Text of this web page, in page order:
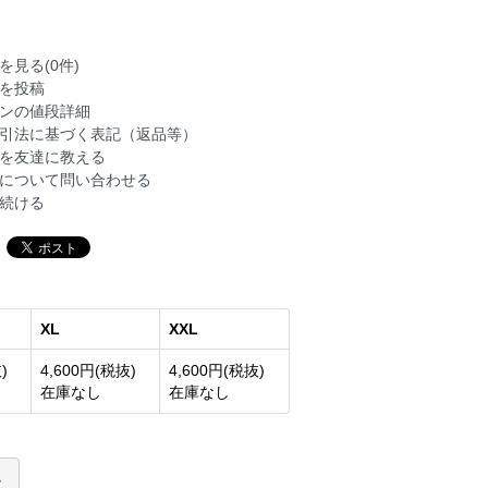
見る(0件)
投稿
の値段詳細
法に基づく表記（返品等）
友達に教える
ついて問い合わせる
ける
XL XXL
4,600円(税抜)
在庫なし
4,600円(税抜)
在庫なし